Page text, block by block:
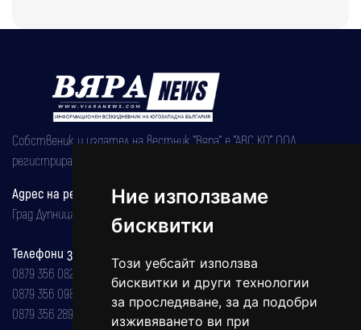
Ние използваме
бисквитки
Този уебсайт използва
бисквитки и други технологии
за проследяване, за да подобри
изживяването ви при
Собственик и издател на вестник "Вяра" е "АВС КО" ООД,
регистрирана на 08.05.2002 година.
Адрес на редакцията
Град Дупница, ул.''Христо Ботев" 43
Телефони за реклама и абонаменти
0879 356 082
0879 356 098
0879 356 289